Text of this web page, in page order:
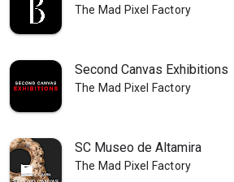
The Mad Pixel Factory
Second Canvas Exhibitions
The Mad Pixel Factory
SC Museo de Altamira
The Mad Pixel Factory